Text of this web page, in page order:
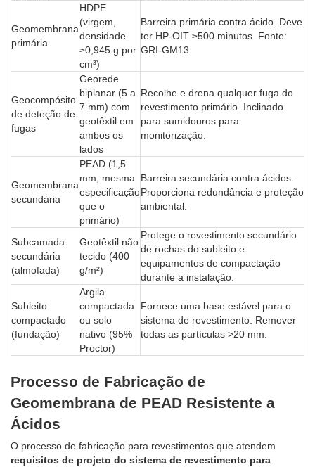
Geomembrana
primária
HDPE
(virgem,
densidade
≥0,945 g por
cm³)
Barreira primária contra ácido. Deve
ter HP-OIT ≥500 minutos. Fonte:
GRI-GM13.
Geocompósito
de deteção de
fugas
Georede
biplanar (5 a
7 mm) com
geotêxtil em
ambos os
lados
Recolhe e drena qualquer fuga do
revestimento primário. Inclinado
para sumidouros para
monitorização.
Geomembrana
secundária
PEAD (1,5
mm, mesma
especificação
que o
primário)
Barreira secundária contra ácidos.
Proporciona redundância e proteção
ambiental.
Subcamada
secundária
(almofada)
Geotêxtil não
tecido (400
g/m²)
Protege o revestimento secundário
de rochas do subleito e
equipamentos de compactação
durante a instalação.
Subleito
compactado
(fundação)
Argila
compactada
ou solo
nativo (95%
Proctor)
Fornece uma base estável para o
sistema de revestimento. Remover
todas as partículas >20 mm.
Processo de Fabricação de
Geomembrana de PEAD Resistente a
Ácidos
O processo de fabricação para revestimentos que atendem
requisitos de projeto do sistema de revestimento para